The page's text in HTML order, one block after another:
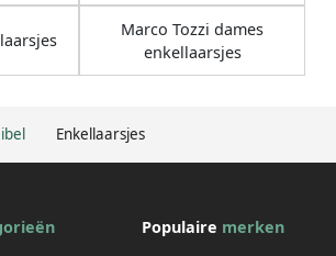
Enkellaarsjes
Marco Tozzi dames
enkellaarsjes
Populaire merken